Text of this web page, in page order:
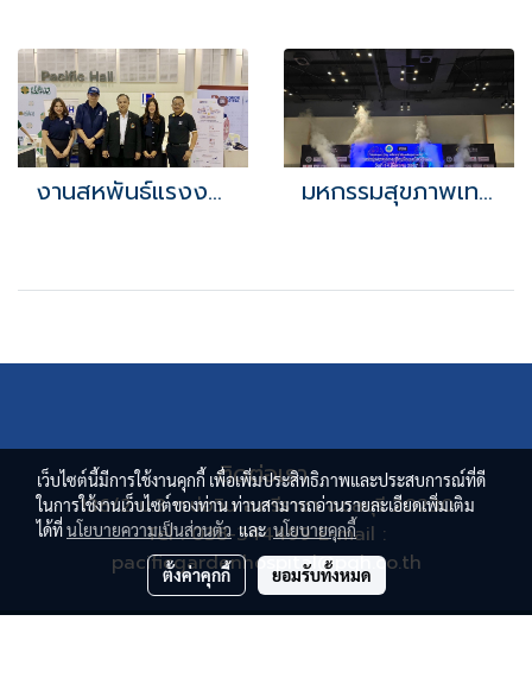
งานสหพันธ์แรงงานยานยนต์และอะไหล่โตโยต้า ครั้งที่17 มหกรรมสุขภาพเทศบาลเมืองศรีราชา ครั้งที่ 1
ติดต่อเรา
136/2 ม.3 ต.บ่อวิน อ.ศรีราชา จ.ชลบุรี 20230
Tel : 038-344499 E-mail :
pacificgardenhospital@pgh.co.th
เว็บไซต์นี้มีการใช้งานคุกกี้ เพื่อเพิ่มประสิทธิภาพและประสบการณ์ที่ดี
ในการใช้งานเว็บไซต์ของท่าน ท่านสามารถอ่านรายละเอียดเพิ่มเติม
ได้ที่นโยบายความเป็นส่วนตัวและนโยบายคุกกี้
ตั้งค่าคุกกี้ ยอมรับทั้งหมด